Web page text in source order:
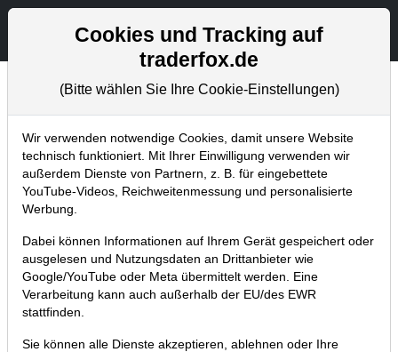
Aktien- und Artikelsuche
Chartanalysen
Home Blog Chartanalysen
Chartanalyse ASML: Aktie schmiert
nach den Zahlen ab – jetzt kaufen?
14.10.2024 um 14:22 Uhr | P. Uhlschmied
Cookies und Tracking auf
traderfox.de
(Bitte wählen Sie Ihre Cookie-Einstellungen)
Wir verwenden notwendige Cookies, damit unsere Website
technisch funktioniert. Mit Ihrer Einwilligung verwenden wir
außerdem Dienste von Partnern, z. B. für eingebettete
YouTube-Videos, Reichweitenmessung und personalisierte
Werbung.
Dabei können Informationen auf Ihrem Gerät gespeichert oder
ausgelesen und Nutzungsdaten an Drittanbieter wie
Google/YouTube oder Meta übermittelt werden. Eine
Verarbeitung kann auch außerhalb der EU/des EWR
stattfinden.
Sie können alle Dienste akzeptieren, ablehnen oder Ihre